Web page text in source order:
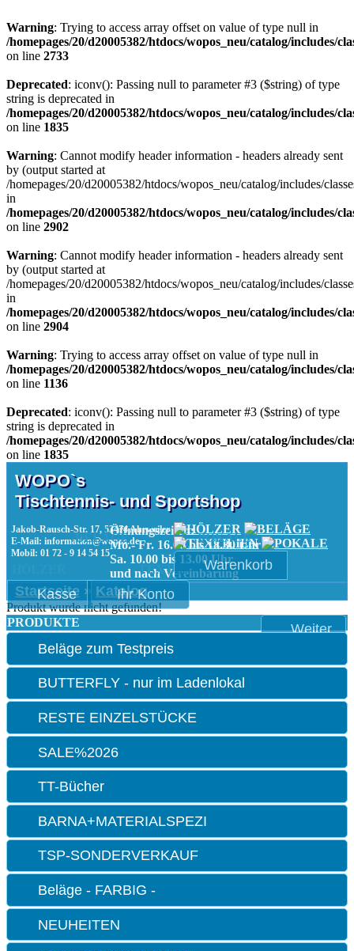
Warning: Trying to access array offset on value of type null in
/homepages/20/d20005382/htdocs/wopos_neu/catalog/includes/
on line 2733
Deprecated: iconv(): Passing null to parameter #3 ($string) of type
string is deprecated in
/homepages/20/d20005382/htdocs/wopos_neu/catalog/includes/
on line 1835
Warning: Cannot modify header information - headers already sent
by (output started at
/homepages/20/d20005382/htdocs/wopos_neu/catalog/includes/
in
/homepages/20/d20005382/htdocs/wopos_neu/catalog/includes/
on line 2902
Warning: Cannot modify header information - headers already sent
by (output started at
/homepages/20/d20005382/htdocs/wopos_neu/catalog/includes/
in
/homepages/20/d20005382/htdocs/wopos_neu/catalog/includes/
on line 2904
Warning: Trying to access array offset on value of type null in
/homepages/20/d20005382/htdocs/wopos_neu/catalog/includes/
on line 1136
Deprecated: iconv(): Passing null to parameter #3 ($string) of type
string is deprecated in
/homepages/20/d20005382/htdocs/wopos_neu/catalog/includes/
on line 1835
WOPO`s
Tischtennis- und Sportshop
Jakob-Rausch-Str. 17, 53474 Ahrweiler
E-Mail: information@wopos.de
Mobil: 01 72 - 9 14 54 15
Öffnungszeiten:
Mo.- Fr. 16.00 bis 18.30 Uhr
Sa. 10.00 bis 13.00 Uhr
und nach Vereinbarung
BELÄGE
TEXTIL
POKALE
Warenkorb
Kasse
Ihr Konto
Startseite » Katalog
Produkt wurde nicht gefunden!
Weiter
PRODUKTE
Beläge zum Testpreis
BUTTERFLY - nur im Ladenlokal
RESTE EINZELSTÜCKE
SALE%2026
TT-Bücher
BARNA+MATERIALSPEZI
TSP-SONDERVERKAUF
Beläge - FARBIG -
NEUHEITEN